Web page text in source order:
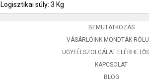
Logisztikai súly: 3 Kg
BEMUTATKOZÁS
VÁSÁRLÓINK MONDTÁK
ÜGYFÉLSZOLGÁLAT
KAPCSOLAT
BLOG